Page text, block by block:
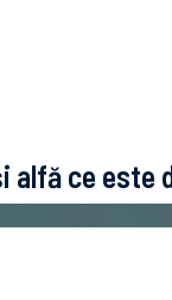
alfă ce este